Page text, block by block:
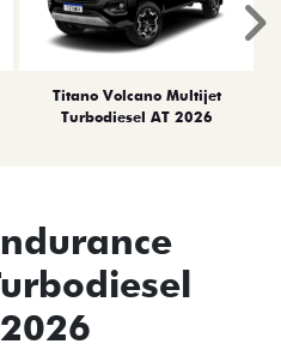
Titano Volcano Multijet
Turbodiesel AT 2026